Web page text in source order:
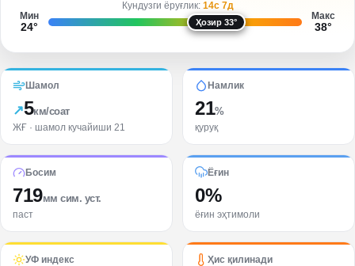
Кундузги ёруғлик: 14с 7д
Мин
24° Ҳозир 33°
Макс
38°
Шамол
↗5км/соат
ЖҒ · шамол кучайиши 21
Намлик
21%
қуруқ
Босим
719мм сим. уст.
паст
Ёғин
0%
ёғин эҳтимоли
УФ индекс Ҳис қилинади